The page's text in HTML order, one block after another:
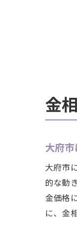
金
大府
大府市
的な動
金価格
に、金